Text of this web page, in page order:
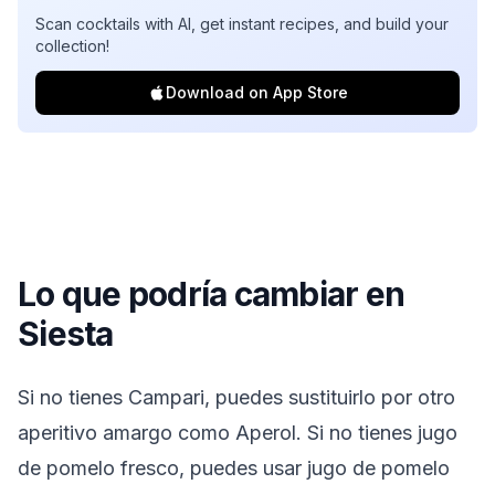
Scan cocktails with AI, get instant recipes, and build your
collection!
Download on App Store
Lo que podría cambiar en
Siesta
Si no tienes Campari, puedes sustituirlo por otro
aperitivo amargo como Aperol. Si no tienes jugo
de pomelo fresco, puedes usar jugo de pomelo